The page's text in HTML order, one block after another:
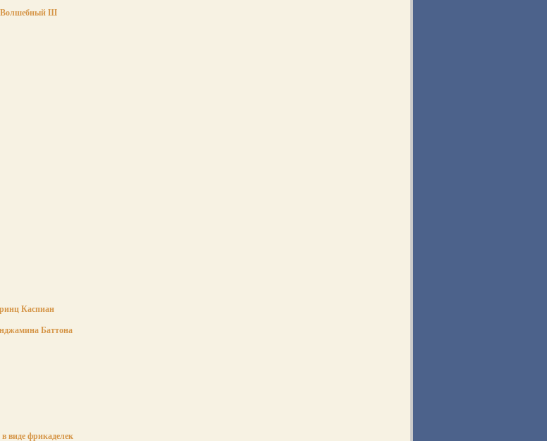
Волшебный Ш
Каспиан
Баттона
виде фрикаделек